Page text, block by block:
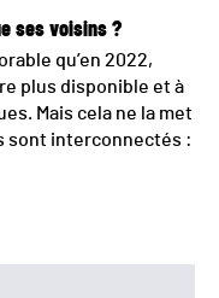
ses voisins ?
qu’en 2022,
plus disponible et à
Mais cela ne la met
sont interconnectés :